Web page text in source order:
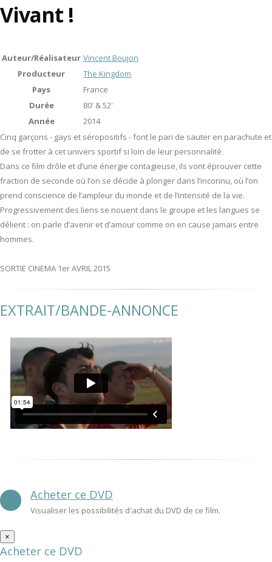
Vivant !
Auteur/Réalisateur Vincent Boujon
Producteur
The Kingdom
Pays
France
Durée
80' & 52'
Année
2014
Cinq garçons - gays et séropositifs - font le pari de sauter en parachute et
de se frotter à cet univers sportif si loin de leur personnalité.
Dans ce film drôle et d’une énergie contagieuse, ils vont éprouver cette
fraction de seconde où l’on se décide à plonger dans l’inconnu, où l’on
prend conscience de l’ampleur du monde et de l’intensité de la vie.
Progressivement des liens se nouent dans le groupe et les langues se
délient : on parle d’avenir et d’amour comme on en cause jamais entre
hommes.
SORTIE CINEMA 1er AVRIL 2015
EXTRAIT/BANDE-ANNONCE
Acheter ce DVD
Visualiser les possibilités d'achat du DVD de ce film.
×
Acheter ce DVD